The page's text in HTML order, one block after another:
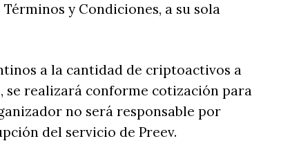
y Condiciones, a su sola
a la cantidad de criptoactivos a
se realizará conforme cotización para
no será responsable por
del servicio de Preev.